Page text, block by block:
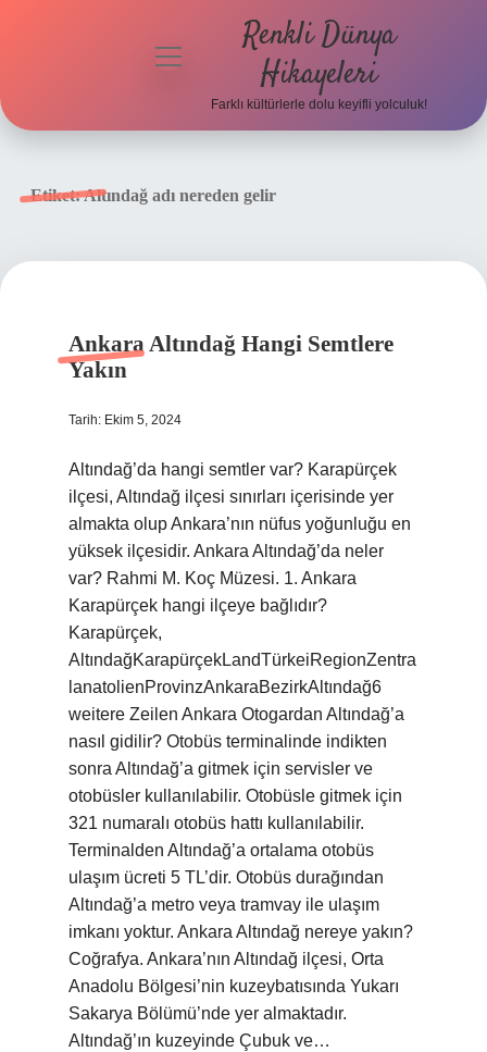
Politikası
menüyü
Renkli Dünya
Hikayeleri
Farklı kültürlerle dolu keyifli yolculuk!
Etiket:Altındağ adı nereden gelir
Ankara Altındağ Hangi Semtlere
Yakın
Tarih: Ekim 5, 2024
Altındağ’da hangi semtler var? Karapürçek
ilçesi, Altındağ ilçesi sınırları içerisinde yer
almakta olup Ankara’nın nüfus yoğunluğu en
yüksek ilçesidir. Ankara Altındağ’da neler
var? Rahmi M. Koç Müzesi. 1. Ankara
Karapürçek hangi ilçeye bağlıdır?
Karapürçek,
AltındağKarapürçekLandTürkeiRegionZentra
lanatolienProvinzAnkaraBezirkAltındağ6
weitere Zeilen Ankara Otogardan Altındağ’a
nasıl gidilir? Otobüs terminalinde indikten
sonra Altındağ’a gitmek için servisler ve
otobüsler kullanılabilir. Otobüsle gitmek için
321 numaralı otobüs hattı kullanılabilir.
Terminalden Altındağ’a ortalama otobüs
ulaşım ücreti 5 TL’dir. Otobüs durağından
Altındağ’a metro veya tramvay ile ulaşım
imkanı yoktur. Ankara Altındağ nereye yakın?
Coğrafya. Ankara’nın Altındağ ilçesi, Orta
Anadolu Bölgesi’nin kuzeybatısında Yukarı
Sakarya Bölümü’nde yer almaktadır.
Altındağ’ın kuzeyinde Çubuk ve…